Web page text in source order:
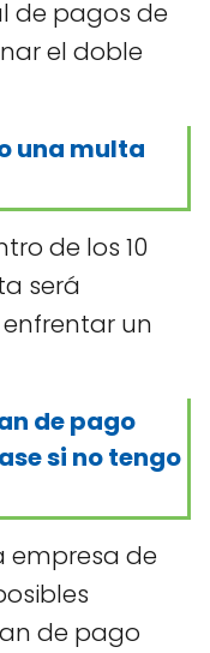
de pagos de
el doble
una multa
de los 10
será
un
de pago
si no tengo
empresa de
de pago